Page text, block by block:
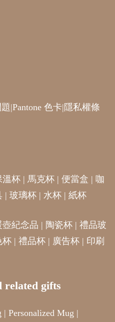
|Pantone 色卡| 隱私權條
溫杯 | 馬克杯 | 便當盒 | 咖
| 玻璃杯 | 水杯 | 紙杯
壺紀念品 | 陶瓷杯 | 禮品玻
杯 | 禮品杯 | 廣告杯 | 印刷
related gifts
| Personalized Mug |